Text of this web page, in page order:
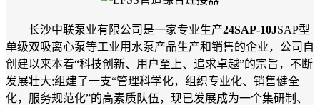
长沙中联泵业有限公司是一家专业生产24SAP-10JSAP型
单级双吸离心泵等工业用水泵产品生产和销售的企业，公司自
创建以来本着“科技创新、用户至上、追求卓越”的宗旨，不断
发展壮大;组建了一支“管理科学化，组织专业化、销售健全
化，服务规范化”的高素质队伍，现已发展成为一个集研制、